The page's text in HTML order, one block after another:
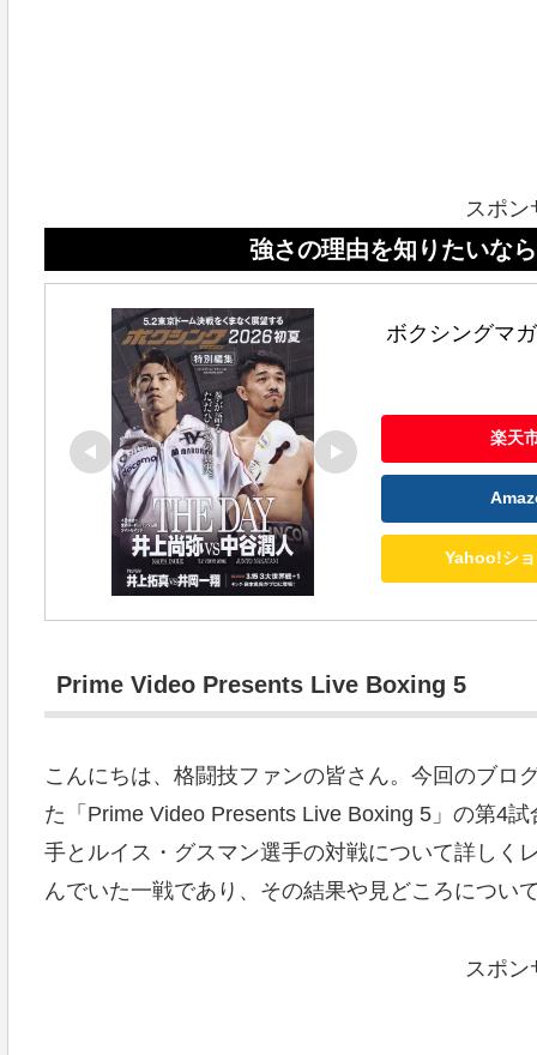
スポ
強さの理由を知りたいなら、ボクシン
ボクシングマ
楽天
Yahoo!シ
Prime Video Presents Live Boxing 5
こんにちは、格闘技ファンの皆さん。今回のブロ
た「Prime Video Presents Live Boxing 5」の第4
手とルイス・グスマン選手の対戦について詳しく
んでいた一戦であり、その結果や見どころについ
スポ